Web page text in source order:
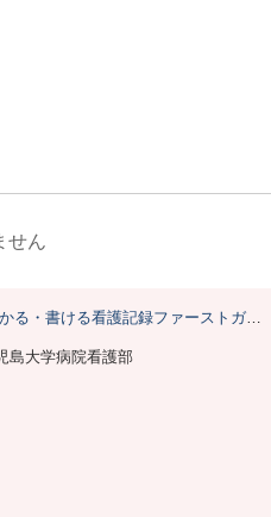
せん
・書ける看護記録ファーストガイド
島大学病院看護部